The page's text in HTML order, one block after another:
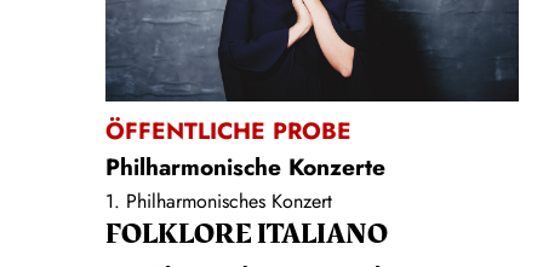
ÖFFENTLICHE PROBE
Philharmonische Konzerte
1. Philharmonisches Konzert
FOLKLORE ITALIANO